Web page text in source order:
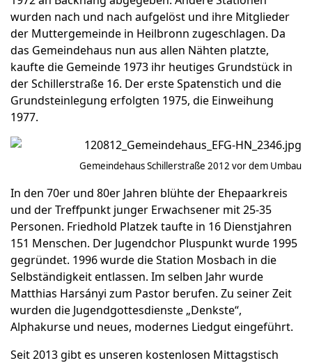
wurden nach und nach aufgelöst und ihre Mitglieder
der Muttergemeinde in Heilbronn zugeschlagen. Da
das Gemeindehaus nun aus allen Nähten platzte,
kaufte die Gemeinde 1973 ihr heutiges Grundstück in
der Schillerstraße 16. Der erste Spatenstich und die
Grundsteinlegung erfolgten 1975, die Einweihung
1977.
Gemeindehaus Schillerstraße 2012 vor dem Umbau
In den 70er und 80er Jahren blühte der Ehepaarkreis
und der Treffpunkt junger Erwachsener mit 25-35
Personen. Friedhold Platzek taufte in 16 Dienstjahren
151 Menschen. Der Jugendchor Pluspunkt wurde 1995
gegründet. 1996 wurde die Station Mosbach in die
Selbständigkeit entlassen. Im selben Jahr wurde
Matthias Harsányi zum Pastor berufen. Zu seiner Zeit
wurden die Jugendgottesdienste „Denkste“,
Alphakurse und neues, modernes Liedgut eingeführt.
Seit 2013 gibt es unseren kostenlosen Mittagstisch